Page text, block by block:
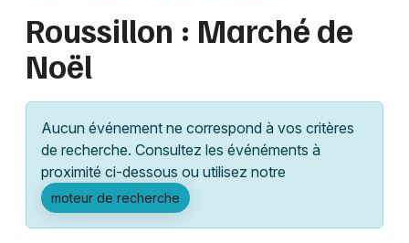
Grands événements
Activité & Expérience
Manifestations
Foires & salons
Bordeaux
Colmar
Lille
Lyon
Marseille
Mulhouse
Roussillon : Marché de
Noël
Aucun événement ne correspond à vos critères
de recherche. Consultez les événéments à
proximité ci-dessous ou utilisez notre
moteur de recherche
Partout
Près de moi Changer de lieu
Quand ?
Aujourd'hui
Demain Ce week-end Autre